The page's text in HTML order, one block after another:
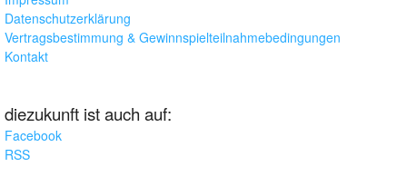
Datenschutzerklärung
Vertragsbestimmung & Gewinnspielteilnahmebedingungen
Kontakt
diezukunft ist auch auf:
Facebook
RSS